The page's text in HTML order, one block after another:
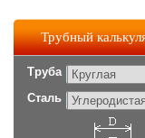
Трубный
Труба
Сталь